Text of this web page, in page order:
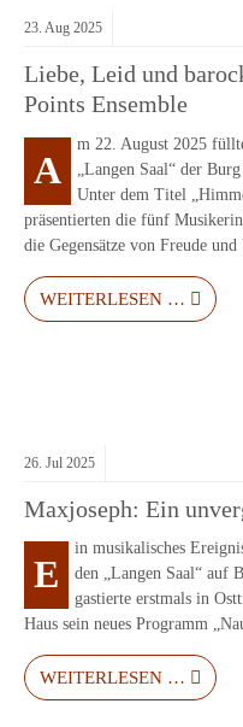
23. Aug 2025
Liebe, Leid und
Points Ensemble
A
m 22. August 2025
„Langen Saal“ der
Unter dem Titel
präsentierten die fünf
die Gegensätze von Freude
WEITERLESEN …
26. Jul 2025
Maxjoseph: Ein
E
in musikalisches
den „Langen Saal“ auf
gastierte erstmals in
Haus sein neues Programm
WEITERLESEN …